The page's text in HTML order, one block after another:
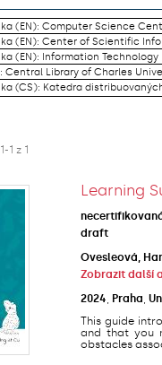
(EN): Computer Science
(EN): Center of Scientific
(EN): Information
Central Library of Charles
(CS): Katedra
1 z 1
Learning
draft
Ovesleová,
Zobrazit další
2024
Praha
This guide
and that you
obstacles